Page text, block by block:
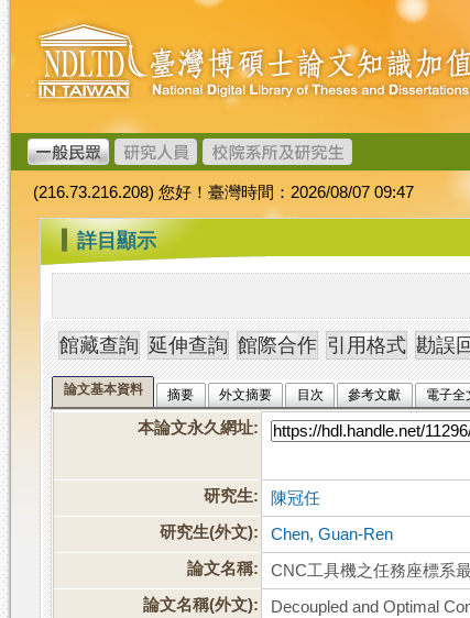
跳
到
主
要
內
容
臺
灣
博
碩
士
論
文
加
值
系
統
(216.73.216.208) 您好！臺灣時間：2026/08/07 09:47
::: 詳目顯示
論文基本資料 摘要 外文摘要 目次 參考文獻 電子全
本論文永久網址:
研究生:
陳冠任
研究生(外文):
Chen, Guan-Ren
論文名稱:
CNC工具機之任務座標系
論文名稱(外文):
Decoupled and Optimal